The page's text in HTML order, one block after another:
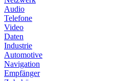
Audio
Telefone
Video
Daten
Industrie
Automotive
Navigation
Empfänger